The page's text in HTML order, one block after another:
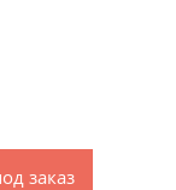
заказ